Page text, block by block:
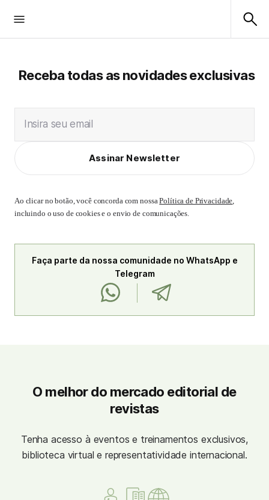
Receba todas as novidades exclusivas
Insira seu email
Assinar Newsletter
Ao clicar no botão, você concorda com nossaPolítica de Privacidade,
incluindo o uso de cookies e o envio de comunicações.
Faça parte da nossa comunidade no WhatsApp e
Telegram
O melhor do mercado editorial de
revistas
Tenha acesso à eventos e treinamentos exclusivos,
biblioteca virtual e representatividade internacional.